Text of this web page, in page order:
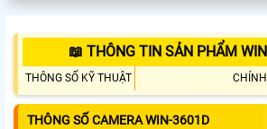
📖 THÔNG TIN SẢN PHẨM
THÔNG SỐ KỸ THUẬT
THÔNG SỐ CAMERA WIN-3601D